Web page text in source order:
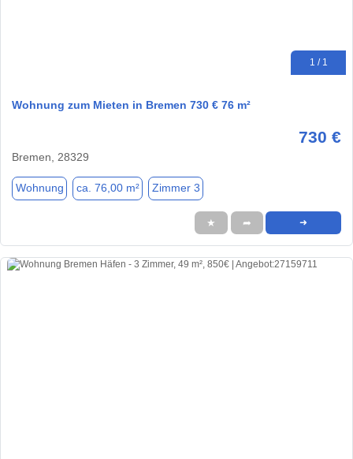
1 / 1
Wohnung zum Mieten in Bremen 730 € 76 m²
730 €
Bremen, 28329
Wohnung ca. 76,00 m² Zimmer 3
★ ➦ ➜